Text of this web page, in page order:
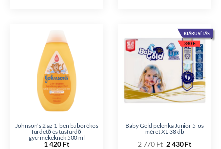
Johnson’s 2 az 1-ben buborékos
fürdető és tusfürdő
gyermekeknek 500 ml
1 420 Ft
KIÁRUSÍTÁS
-340Ft
Baby Gold pelenka Junior 5-ös
méret XL 38 db
2 770Ft Original
2 430 FtCurrent